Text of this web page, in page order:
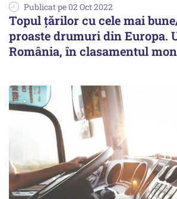
Publicat pe 02 Oct 2022
Topul țărilor cu cele mai
proaste drumuri din Europa.
România, în clasamentul